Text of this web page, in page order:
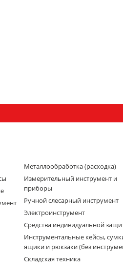
Металлообработка (расходка)
Измерительный инструмент и
приборы
Ручной слесарный инструмент
Электроинструмент
Средства индивидуальной
Инструментальные кейсы,
ящики и рюкзаки (без
Складская техника